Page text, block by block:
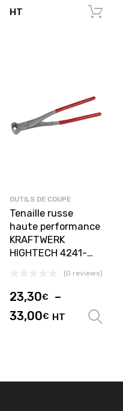
HT
Choix des options
OUTILS DE COUPE
Tenaille russe
haute performance
KRAFTWERK
HIGHTECH 4241-…
(0 reviews)
23,30€
–
33,00€ HT